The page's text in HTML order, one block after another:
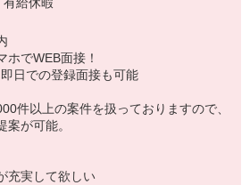
ホでWEB面接！
日での登録面接も可能
件以上の案件を扱っておりますので、
が可能。
充実して欲しい